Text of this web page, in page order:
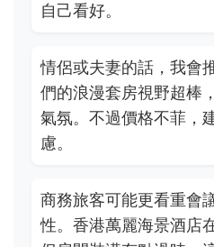
自己看好。
情侶或夫妻的話，我會
們的浪漫套房視野超棒
氣氛。不過價格不菲，
慮。
商務旅客可能更看重會
性。香港萬麗海景酒店